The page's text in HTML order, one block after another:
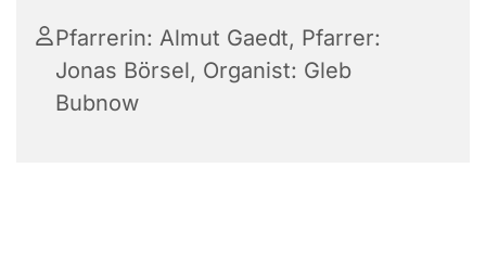
Pfarrerin: Almut Gaedt, Pfarrer:
Jonas Börsel, Organist: Gleb
Bubnow